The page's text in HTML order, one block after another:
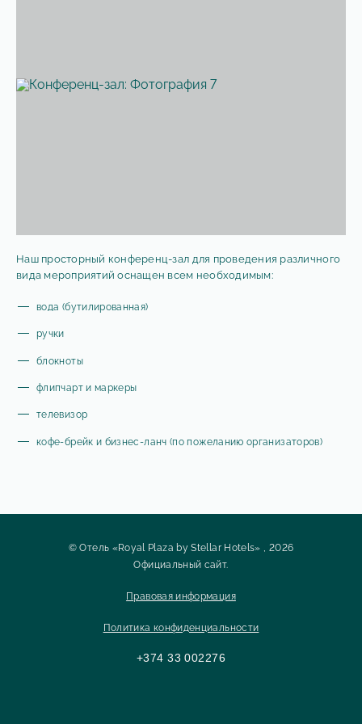
Наш просторный конференц-зал для проведения различного
вида мероприятий оснащен всем необходимым:
вода (бутилированная)
ручки
блокноты
флипчарт и маркеры
телевизор
кофе-брейк и бизнес-ланч (по пожеланию организаторов)
© Отель «Royal Plaza by Stellar Hotels» , 2026
Официальный сайт.
Правовая информация
Политика конфиденциальности
+374 33 002276